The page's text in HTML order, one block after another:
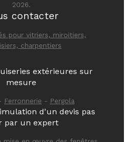
2026.
contacter
pour vitriers, miroitiers,
charpentiers
extérieures sur
mesure
Ferronnerie - Pergola
d'un devis pas
par un expert